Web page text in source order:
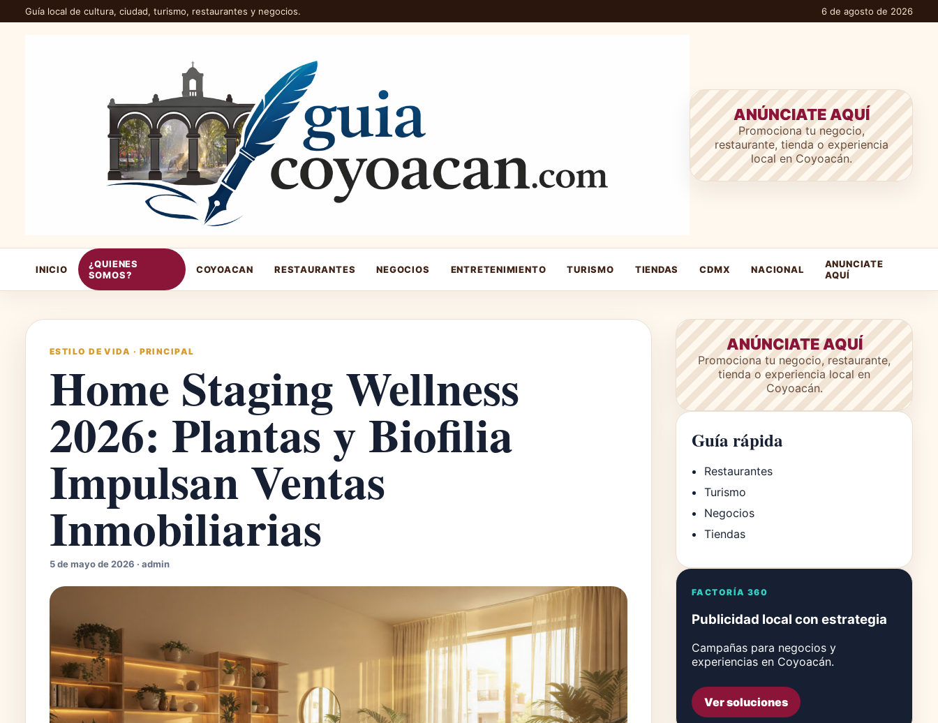
Guía local de cultura, ciudad, turismo, restaurantes y negocios. 6 de agosto de 2026
ANÚNCIATE AQUÍ
Promociona tu negocio,
restaurante, tienda o experiencia
local en Coyoacán.
INICIO
¿QUIENES
SOMOS?
COYOACAN RESTAURANTES NEGOCIOS ENTRETENIMIENTO TURISMO TIENDAS CDMX NACIONAL
ANUNCIATE
AQUÍ
ESTILO DE VIDA · PRINCIPAL
Home Staging Wellness
2026: Plantas y Biofilia
Impulsan Ventas
Inmobiliarias
5 de mayo de 2026 · admin
ANÚNCIATE AQUÍ
Promociona tu negocio, restaurante,
tienda o experiencia local en
Coyoacán.
Guía rápida
Restaurantes
Turismo
Negocios
Tiendas
FACTORÍA 360
Publicidad local con estrategia
Campañas para negocios y
experiencias en Coyoacán.
Ver soluciones